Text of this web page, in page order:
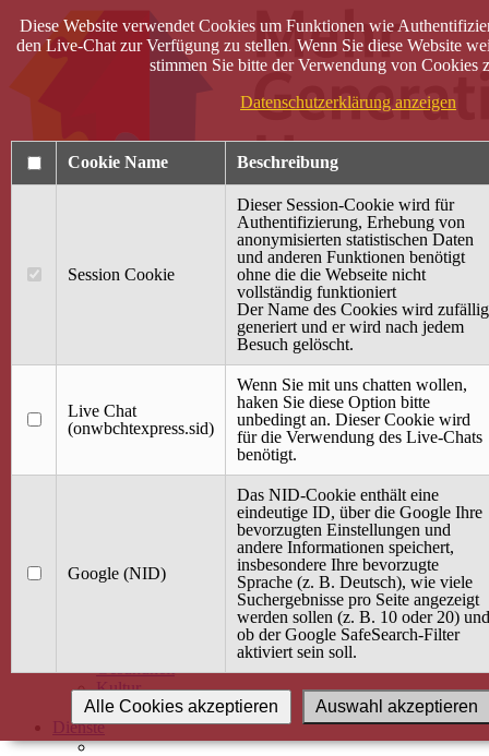
40 Jahre Mütterzentrum
Terminkalender
Gemeinsam aktiv
Gemeinsam unterwegs
wirFAIRändern
Angebot / Kurs suchen
Babybauch & Elternschaft
Gesundheit
Kultur
Alle Kurse
Dienste
Diese Website verwendet Cookies um Funktionen wie
den Live-Chat zur Verfügung zu stellen. Wenn Sie diese Website
stimmen Sie bitte der Verwendung von Cookies
Datenschutzerklärung anzeigen
Cookie Name Beschreibung
Session Cookie
Dieser Session-Cookie wird für
Authentifizierung, Erhebung von
anonymisierten statistischen Daten
und anderen Funktionen benötigt
ohne die die Webseite nicht
vollständig funktioniert
Der Name des Cookies wird zufällig
generiert und er wird nach jedem
Besuch gelöscht.
Live Chat
(onwbchtexpress.sid)
Wenn Sie mit uns chatten wollen,
haken Sie diese Option bitte
unbedingt an. Dieser Cookie wird
für die Verwendung des Live-Chats
benötigt.
Google (NID)
Das NID-Cookie enthält eine
eindeutige ID, über die Google Ihre
bevorzugten Einstellungen und
andere Informationen speichert,
insbesondere Ihre bevorzugte
Sprache (z. B. Deutsch), wie viele
Suchergebnisse pro Seite angezeigt
werden sollen (z. B. 10 oder 20) und
ob der Google SafeSearch-Filter
aktiviert sein soll.
Auswahl akzeptieren
Alle Cookies akzeptieren